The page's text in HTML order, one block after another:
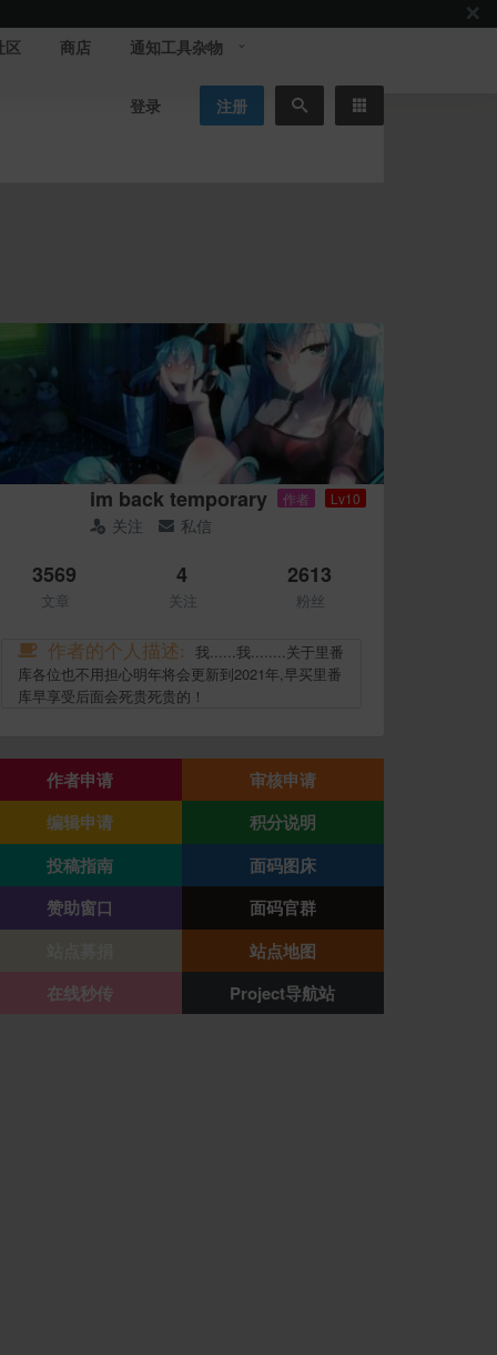
区 商店 通知工具杂物
登录 注册
im back temporary 作者 Lv10
关注 私信
3569
文章
4
关注
2613
粉丝
作者的个人描述:
我......我........关于里番
库各位也不用担心明年将会更新到2021年,早买里番
库早享受后面会死贵死贵的！
作者申请
审核申请
编辑申请
积分说明
投稿指南
面码图床
赞助窗口
面码官群
站点地图
在线秒传
Project导航站